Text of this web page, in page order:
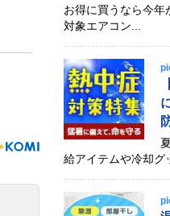
お得に買うなら今年
対象エアコン...
給アイテムや冷却グ